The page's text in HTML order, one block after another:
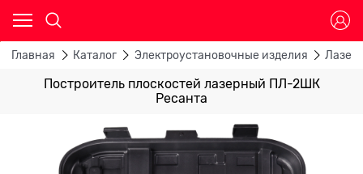
Главная Каталог Электроустановочные изделия
Построитель плоскостей лазерный ПЛ-2ШК
Ресанта